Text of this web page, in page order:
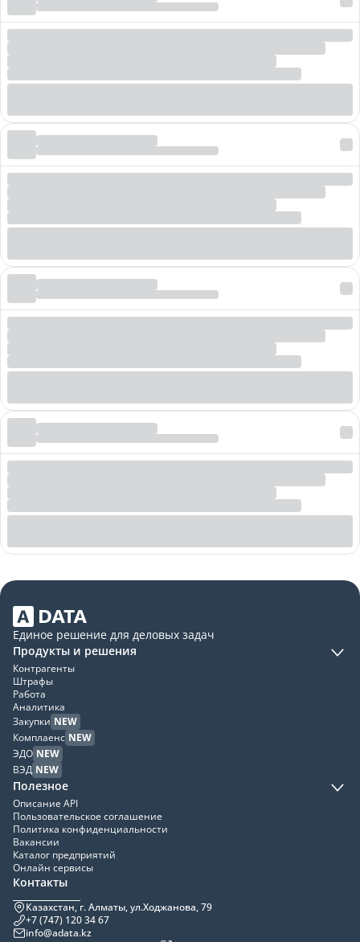
Единое решение для деловых задач
Продукты и решения
Контрагенты
Штрафы
Работа
Аналитика
Закупки NEW
Комплаенс NEW
ЭДО NEW
ВЭД NEW
Полезное
Описание API
Пользовательское соглашение
Политика конфиденциальности
Вакансии
Каталог предприятий
Онлайн сервисы
Контакты
Казахстан, г. Алматы, ул.Ходжанова, 79
+7 (747) 120 34 67
info@adata.kz